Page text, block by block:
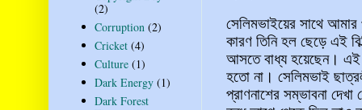
সেলিমভাইয়ের সাথে
কারণ তিনি হল ছেড়ে এই
আসতে বাধ্য হয়েছেন। এই
হতো না। সেলিমভাই
প্রাণনাশের সম্ভাবনা
(2)
Corruption (2)
Cricket (4)
Culture (1)
Dark Energy (1)
Dark Forest